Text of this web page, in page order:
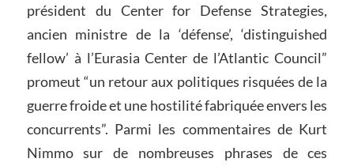
président du Center for Defense Strategies,
ancien ministre de la ‘défense’, ‘distinguished
fellow’ à l’Eurasia Center de l’Atlantic Council”
promeut “un retour aux politiques risquées de la
guerre froide et une hostilité fabriquée envers les
concurrents”. Parmi les commentaires de Kurt
Nimmo sur de nombreuses phrases de ces